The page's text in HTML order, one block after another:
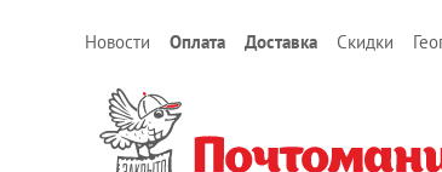
Новости Оплата Доставка Скидки